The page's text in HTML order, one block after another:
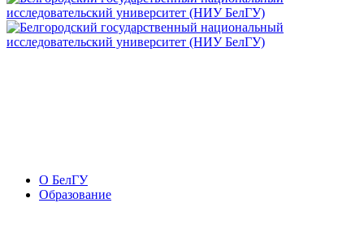
О БелГУ
Образование